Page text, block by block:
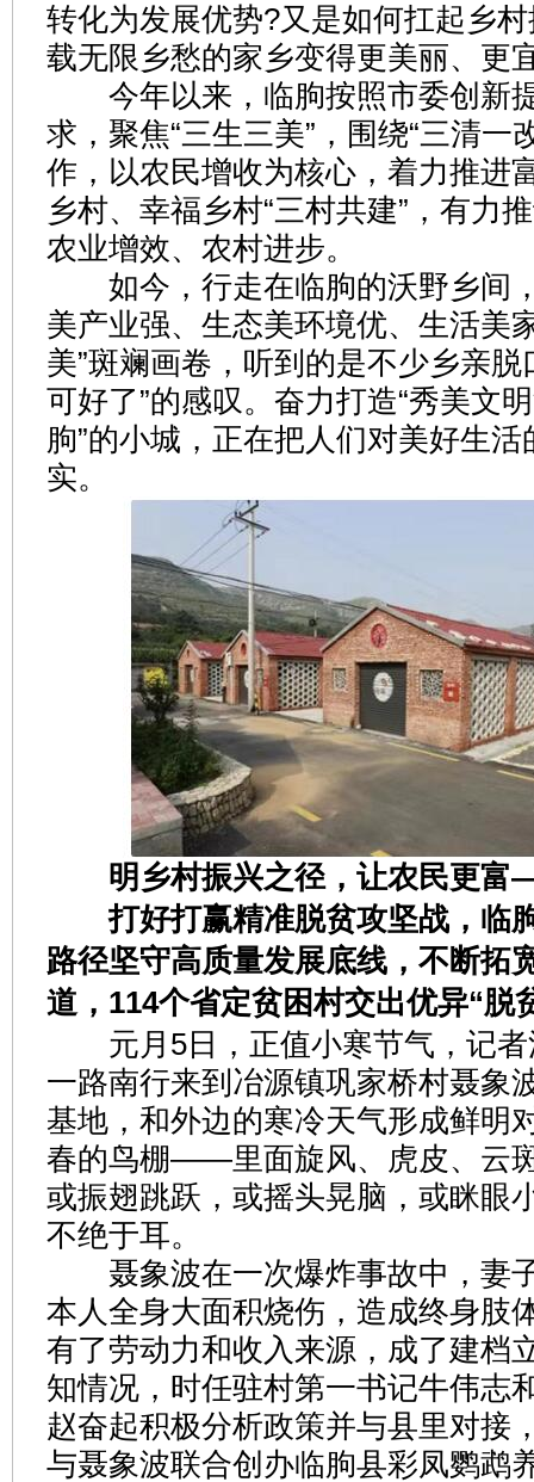
转化为发展优势?又是如何扛起乡
载无限乡愁的家乡变得更美丽、更
今年以来，临朐按照市委创新提
求，聚焦“三生三美”，围绕“三清一
作，以农民增收为核心，着力推进
乡村、幸福乡村“三村共建”，有力
农业增效、农村进步。
如今，行走在临朐的沃野乡间
美产业强、生态美环境优、生活美
美”斑斓画卷，听到的是不少乡亲脱
可好了”的感叹。奋力打造“秀美文
朐”的小城，正在把人们对美好生
实。
明乡村振兴之径，让农民更
打好打赢精准脱贫攻坚战，临
路径坚守高质量发展底线，不断拓
道，114个省定贫困村交出优异“脱
元月5日，正值小寒节气，记者
一路南行来到冶源镇巩家桥村聂象
基地，和外边的寒冷天气形成鲜明
春的鸟棚——里面旋风、虎皮、云
或振翅跳跃，或摇头晃脑，或眯眼
不绝于耳。
聂象波在一次爆炸事故中，妻
本人全身大面积烧伤，造成终身肢
有了劳动力和收入来源，成了建档
知情况，时任驻村第一书记牛伟志
赵奋起积极分析政策并与县里对接
与聂象波联合创办临朐县彩凤鹦鹉